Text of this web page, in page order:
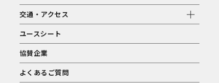
交通・アクセス
ユースシート
協賛企業
よくあるご質問